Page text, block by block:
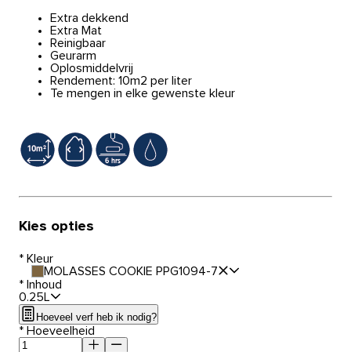
Extra dekkend
Extra Mat
Reinigbaar
Geurarm
Oplosmiddelvrij
Rendement: 10m2 per liter
Te mengen in elke gewenste kleur
Kies opties
* Kleur
MOLASSES COOKIE PPG1094-7
* Inhoud
0.25L
Hoeveel verf heb ik nodig?
* Hoeveelheid